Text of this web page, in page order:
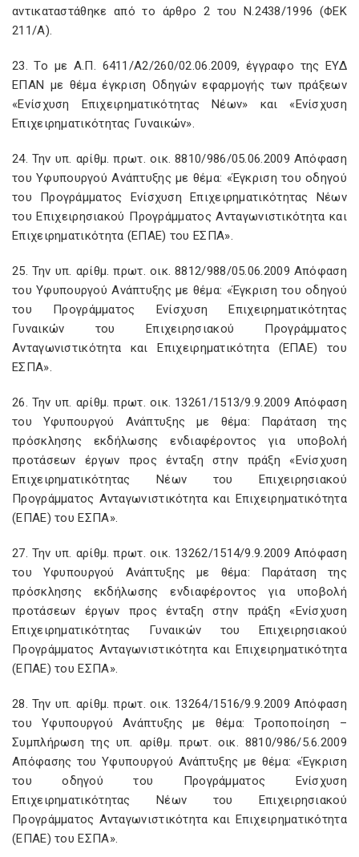
αντικαταστάθηκε από το άρθρο 2 του Ν.2438/1996 (ΦΕΚ
211/Α).
23. Το με Α.Π. 6411/Α2/260/02.06.2009, έγγραφο της ΕΥΔ
ΕΠΑΝ με θέμα έγκριση Οδηγών εφαρμογής των πράξεων
«Ενίσχυση Επιχειρηματικότητας Νέων» και «Ενίσχυση
Επιχειρηματικότητας Γυναικών».
24. Την υπ. αρίθμ. πρωτ. οικ. 8810/986/05.06.2009 Απόφαση
του Υφυπουργού Ανάπτυξης με θέμα: «Έγκριση του οδηγού
του Προγράμματος Ενίσχυση Επιχειρηματικότητας Νέων
του Επιχειρησιακού Προγράμματος Ανταγωνιστικότητα και
Επιχειρηματικότητα (ΕΠΑΕ) του ΕΣΠΑ».
25. Την υπ. αρίθμ. πρωτ. οικ. 8812/988/05.06.2009 Απόφαση
του Υφυπουργού Ανάπτυξης με θέμα: «Έγκριση του οδηγού
του Προγράμματος Ενίσχυση Επιχειρηματικότητας
Γυναικών του Επιχειρησιακού Προγράμματος
Ανταγωνιστικότητα και Επιχειρηματικότητα (ΕΠΑΕ) του
ΕΣΠΑ».
26. Την υπ. αρίθμ. πρωτ. οικ. 13261/1513/9.9.2009 Απόφαση
του Υφυπουργού Ανάπτυξης με θέμα: Παράταση της
πρόσκλησης εκδήλωσης ενδιαφέροντος για υποβολή
προτάσεων έργων προς ένταξη στην πράξη «Ενίσχυση
Επιχειρηματικότητας Νέων του Επιχειρησιακού
Προγράμματος Ανταγωνιστικότητα και Επιχειρηματικότητα
(ΕΠΑΕ) του ΕΣΠΑ».
27. Την υπ. αρίθμ. πρωτ. οικ. 13262/1514/9.9.2009 Απόφαση
του Υφυπουργού Ανάπτυξης με θέμα: Παράταση της
πρόσκλησης εκδήλωσης ενδιαφέροντος για υποβολή
προτάσεων έργων προς ένταξη στην πράξη «Ενίσχυση
Επιχειρηματικότητας Γυναικών του Επιχειρησιακού
Προγράμματος Ανταγωνιστικότητα και Επιχειρηματικότητα
(ΕΠΑΕ) του ΕΣΠΑ».
28. Την υπ. αρίθμ. πρωτ. οικ. 13264/1516/9.9.2009 Απόφαση
του Υφυπουργού Ανάπτυξης με θέμα: Τροποποίηση –
Συμπλήρωση της υπ. αρίθμ. πρωτ. οικ. 8810/986/5.6.2009
Απόφασης του Υφυπουργού Ανάπτυξης με θέμα: «Έγκριση
του οδηγού του Προγράμματος Ενίσχυση
Επιχειρηματικότητας Νέων του Επιχειρησιακού
Προγράμματος Ανταγωνιστικότητα και Επιχειρηματικότητα
(ΕΠΑΕ) του ΕΣΠΑ».